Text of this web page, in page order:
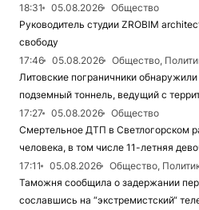
18:31
05.08.2026
Общество
Руководитель студии ZROBIM
свободу
17:46
05.08.2026
Общество,
Литовские пограничники
подземный тоннель, ведущий с
17:27
05.08.2026
Общество
Смертельное ДТП в Светлогорском
человека, в том числе 11-летняя
17:11
05.08.2026
Общество,
Таможня сообщила о задержании
сославшись на “экстремистский“